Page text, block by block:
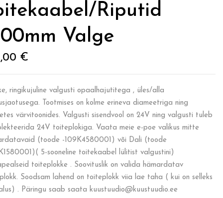
riputid
Valge
€
ringikujuline valgusti opaalhajutitega , üles/alla
Tootmises on kolme erineva diameetriga ning
värvitoonides. Valgusti sisendvool on 24V ning valgusti tuleb
24V toiteplokiga. Vaata meie e-poe valikus mitte
(toode -109K4580001) või Dali (toode
5-sooneline toitekaabel lülitist valgustini)
toiteplokke . Soovituslik on valida hämardatav
Soodsam lahend on toiteplokk viia lae taha ( kui on selleks
. Päringu saab saata kuustuudio@kuustuudio.ee